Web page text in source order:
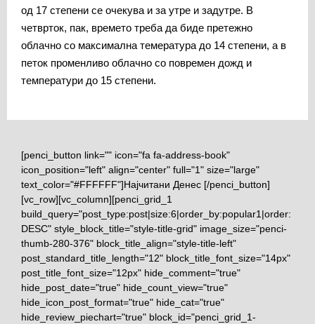
од 17 степени се очекува и за утре и задутре. В
четврток, пак, времето треба да биде претежно
облачно со максимална темература до 14 степени, а в
петок променливо облачно со повремен дожд и
температури до 15 степени.
[penci_button link="" icon="fa fa-address-book"
icon_position="left" align="center" full="1" size="large"
text_color="#FFFFFF"]Најчитани Денес [/penci_button]
[vc_row][vc_column][penci_grid_1
build_query="post_type:post|size:6|order_by:popular1|order:
DESC" style_block_title="style-title-grid" image_size="penci-
thumb-280-376" block_title_align="style-title-left"
post_standard_title_length="12" block_title_font_size="14px"
post_title_font_size="12px" hide_comment="true"
hide_post_date="true" hide_count_view="true"
hide_icon_post_format="true" hide_cat="true"
hide_review_piechart="true" block_id="penci_grid_1-